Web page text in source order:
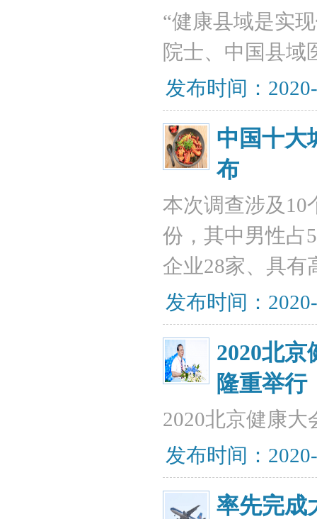
“健康县域是实
院士、中国县域
发布时间：
中国十大
布
本次调查涉及10
份，其中男性占
企业28家、具有
发布时间：
2020北
隆重举行
2020北京健康
发布时间：
率先完成